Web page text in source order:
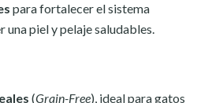
para fortalecer el sistema
una piel y pelaje saludables.
(Grain-Free), ideal para gatos